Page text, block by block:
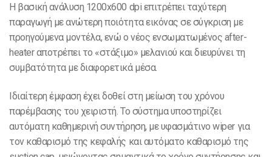
Η βασική ανάλυση 1200x600 dpi επιτρέπει ταχύτερη
παραγωγή με ανώτερη ποιότητα εικόνας σε σύγκριση με
προηγούμενα μοντέλα, ενώ ο νέος ενσωματωμένος after-
heater αποτρέπει το «στάξιμο» μελανιού και διευρύνει τη
συμβατότητα με διαφορετικά μέσα.
Ιδιαίτερη έμφαση έχει δοθεί στη μείωση του χρόνου
παρέμβασης του χειριστή. Το σύστημα υποστηρίζει
αυτόματη καθημερινή συντήρηση, με υφασμάτινο wiper για
τον καθαρισμό της κεφαλής και αυτόματο καθαρισμό της